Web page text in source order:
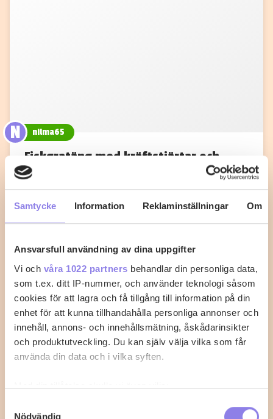
Samtycke Information Reklaminställningar Om
Ansvarsfull användning av dina uppgifter
Vi och våra 1022 partners behandlar din personliga data,
som t.ex. ditt IP-nummer, och använder teknologi såsom
cookies för att lagra och få tillgång till information på din
enhet för att kunna tillhandahålla personliga annonser och
innehåll, annons- och innehållsmätning, åskådarinsikter
och produktutveckling. Du kan själv välja vilka som får
använda din data och i vilka syften.
Med din tillåtelse skulle vi även vilja:
Nödvändig
N nilma65
Fiskgratäng med kräftstjärtar och
tomatsås
Med det här receptet går det inte att misslyckas med
0 0